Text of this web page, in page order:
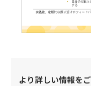
より詳しい情報を